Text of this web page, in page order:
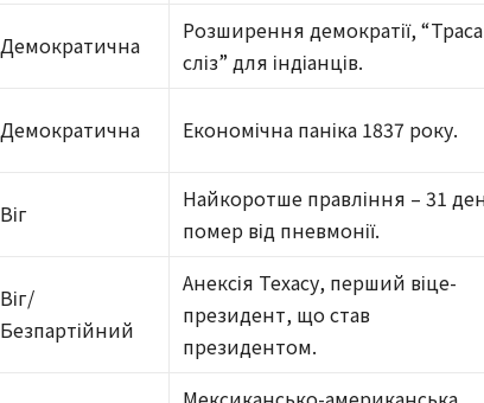
Демократична
Розширення демократії, “Траса
сліз” для індіанців.
Демократична Економічна паніка 1837 року.
Віг
Найкоротше правління – 31
помер від пневмонії.
Віг/
Безпартійний
Анексія Техасу, перший віце-
президент, що став
президентом.